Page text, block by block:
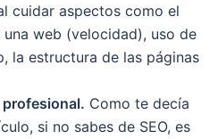
cuidar aspectos como el
web (velocidad), uso de
la estructura de las páginas
Como te decía
si no sabes de SEO, es